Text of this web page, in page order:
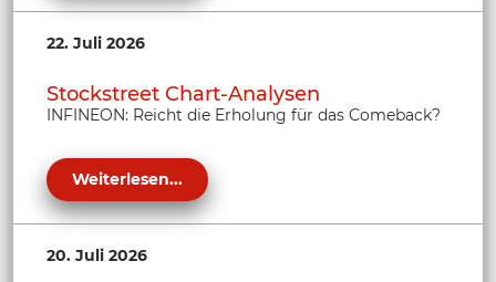
22. Juli 2026
Stockstreet Chart-Analysen
INFINEON: Reicht die Erholung für das Comeback?
Weiterlesen...
20. Juli 2026